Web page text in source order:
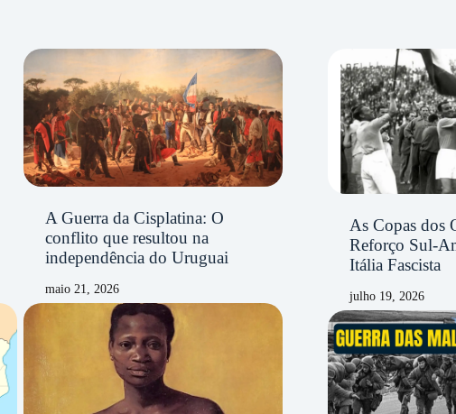
A Guerra da Cisplatina: O
conflito que resultou na
independência do Uruguai
maio 21, 2026
As Copas dos
Reforço Sul-
Itália Fascista
julho 19, 2026